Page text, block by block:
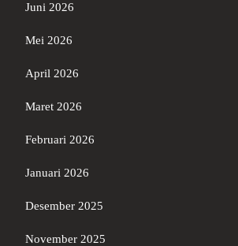
Juni 2026
Mei 2026
April 2026
Maret 2026
Februari 2026
Januari 2026
Desember 2025
November 2025